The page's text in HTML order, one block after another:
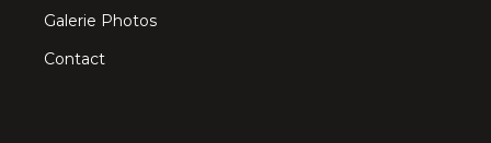
Galerie Photos
Contact